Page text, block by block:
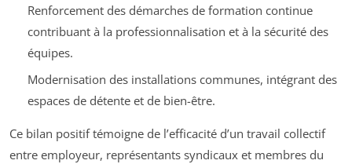
Renforcement des démarches de formation continue
contribuant à la professionnalisation et à la sécurité des
équipes.
Modernisation des installations communes, intégrant des
espaces de détente et de bien-être.
Ce bilan positif témoigne de l’efficacité d’un travail collectif
entre employeur, représentants syndicaux et membres du